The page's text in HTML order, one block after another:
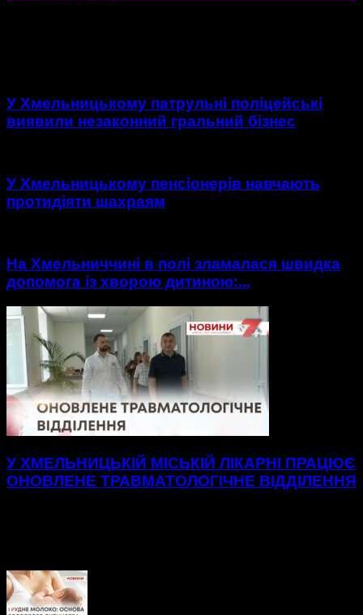
У Хмельницькому патрульні поліцейські
виявили незаконний гральний бізнес
У Хмельницькому пенсіонерів навчають
протидіяти шахраям
На Хмельниччині в полі зламалася швидка
допомога із хворою дитиною:...
У ХМЕЛЬНИЦЬКІЙ МІСЬКІЙ ЛІКАРНІ ПРАЦЮЄ
ОНОВЛЕНЕ ТРАВМАТОЛОГІЧНЕ ВІДДІЛЕННЯ